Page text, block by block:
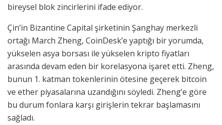
bireysel blok zincirlerini ifade ediyor.
Çin’in Bizantine Capital şirketinin Şanghay merkezli
ortağı March Zheng, CoinDesk’e yaptığı bir yorumda,
yükselen asya borsası ile yükselen kripto fiyatları
arasında devam eden bir korelasyona işaret etti. Zheng,
bunun 1. katman tokenlerinin ötesine geçerek bitcoin
ve ether piyasalarına uzandığını söyledi. Zheng’e göre
bu durum fonlara karşı girişlerin tekrar başlamasını
sağladı.